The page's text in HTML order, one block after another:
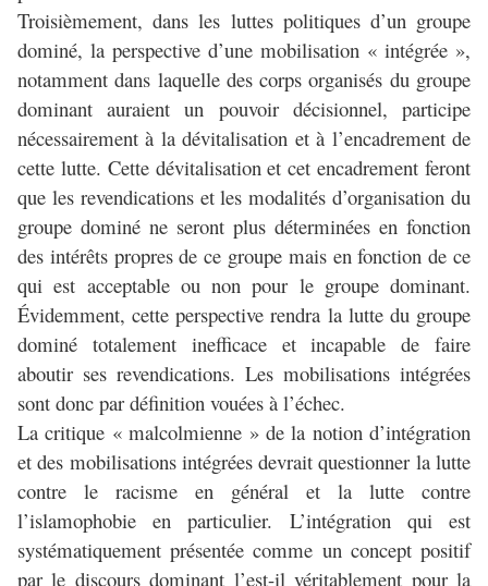
Troisièmement, dans les luttes politiques d’un groupe
dominé, la perspective d’une mobilisation « intégrée »,
notamment dans laquelle des corps organisés du groupe
dominant auraient un pouvoir décisionnel, participe
nécessairement à la dévitalisation et à l’encadrement de
cette lutte. Cette dévitalisation et cet encadrement feront
que les revendications et les modalités d’organisation du
groupe dominé ne seront plus déterminées en fonction
des intérêts propres de ce groupe mais en fonction de ce
qui est acceptable ou non pour le groupe dominant.
Évidemment, cette perspective rendra la lutte du groupe
dominé totalement inefficace et incapable de faire
aboutir ses revendications. Les mobilisations intégrées
sont donc par définition vouées à l’échec.
La critique « malcolmienne » de la notion d’intégration
et des mobilisations intégrées devrait questionner la lutte
contre le racisme en général et la lutte contre
l’islamophobie en particulier. L’intégration qui est
systématiquement présentée comme un concept positif
par le discours dominant l’est-il véritablement pour la